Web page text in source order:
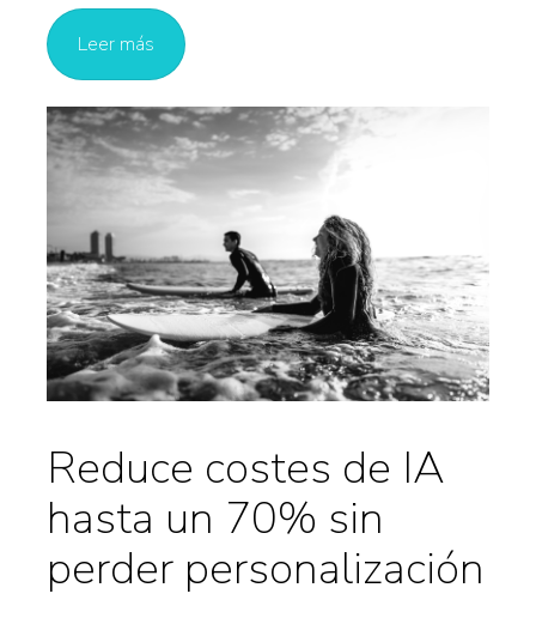
Leer más
Reduce costes de IA
hasta un 70% sin
perder personalización